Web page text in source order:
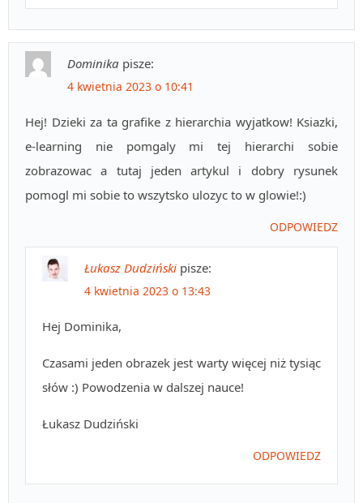
Dominika pisze:
4 kwietnia 2023 o 10:41
Hej! Dzieki za ta grafike z hierarchia wyjatkow! Ksiazki,
e-learning nie pomgaly mi tej hierarchi sobie
zobrazowac a tutaj jeden artykul i dobry rysunek
pomogl mi sobie to wszytsko ulozyc to w glowie!:)
ODPOWIEDZ
Łukasz Dudziński pisze:
4 kwietnia 2023 o 13:43
Hej Dominika,
Czasami jeden obrazek jest warty więcej niż tysiąc
słów :) Powodzenia w dalszej nauce!
Łukasz Dudziński
ODPOWIEDZ